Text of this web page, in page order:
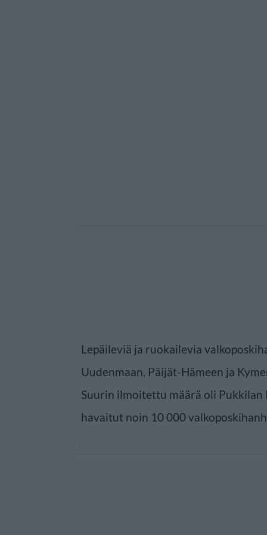
Lepäileviä ja ruokailevia
Uudenmaan, Päijät-Hämeen ja
Suurin ilmoitettu määrä oli Pukkilan
havaitut noin 10 000